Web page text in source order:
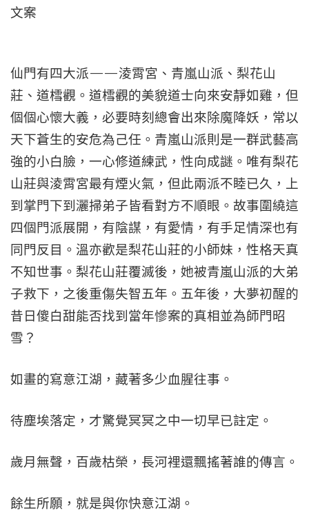
文案
仙門有四大派——淩霄宮、青嵐山派、梨花山
莊、道樰觀。道樰觀的美貌道士向來安靜如雞，但
個個心懷大義，必要時刻總會出來除魔降妖，常以
天下蒼生的安危為己任。青嵐山派則是一群武藝高
強的小白臉，一心修道練武，性向成謎。唯有梨花
山莊與淩霄宮最有煙火氣，但此兩派不睦已久，上
到掌門下到灑掃弟子皆看對方不順眼。故事圍繞這
四個門派展開，有陰謀，有愛情，有手足情深也有
同門反目。溫亦歡是梨花山莊的小師妹，性格天真
不知世事。梨花山莊覆滅後，她被青嵐山派的大弟
子救下，之後重傷失智五年。五年後，大夢初醒的
昔日傻白甜能否找到當年慘案的真相並為師門昭
雪？
如畫的寫意江湖，藏著多少血腥往事。
待塵埃落定，才驚覺冥冥之中一切早已註定。
歲月無聲，百歲枯榮，長河裡還飄搖著誰的傳言。
餘生所願，就是與你快意江湖。